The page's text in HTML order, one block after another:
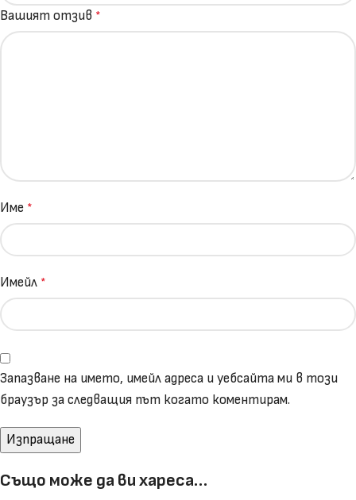
Вашият отзив *
Име *
Имейл *
Запазване на името, имейл адреса и уебсайта ми в този
браузър за следващия път когато коментирам.
Също може да ви хареса…